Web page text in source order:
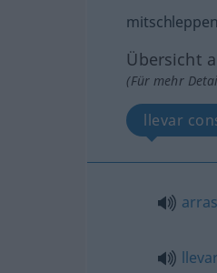
mitschleppen
Übersicht
(Für mehr
llevar
llevar